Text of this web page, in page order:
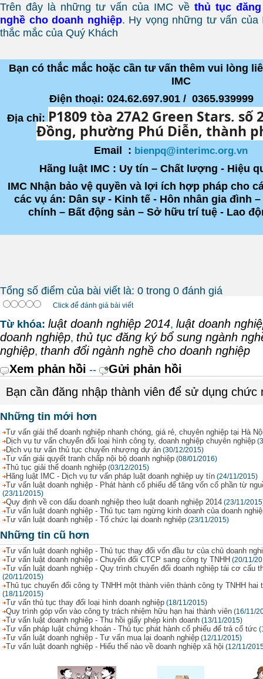
Trên đây là những tư vấn của IMC về thủ tục
nghề cho doanh nghiệp. Hy vọng những tư vấn của
thắc mắc của Quý Khách
Bạn có thắc mắc hoặc cần tư vấn thêm vui lòng
IMC
Điện thoại: 024.62.697.901 / 0365.939999
Địa chỉ: P1809 tòa 27A2 Green Stars, số
Đồng, phường Phú Diễn, thành
Email : bienpq@interimc.org.vn
Hãng luật IMC : Uy tín – Chất lượng - Hiệu
IMC Nhận bảo vệ quyền và lợi ích hợp pháp cho
các vụ án: Dân sự - Kinh tế - Hôn nhân gia đình
chính – Bất động sản – Sở hữu trí tuệ - Lao
Tổng số điểm của bài viết là: 0 trong 0 đánh giá
Click để đánh giá bài viết
Từ khóa: luật doanh nghiệp 2014, luật doanh
doanh nghiệp, thủ tục đăng ký bổ sung ngành
nghiệp, thanh đổi ngành nghề cho doanh nghiệp
Xem phản hồi --
Gửi phản hồi
Bạn cần đăng nhập thành viên để sử dụng chức
Những tin mới hơn
Tư vấn giải thể doanh nghiệp nhanh chóng, giá rẻ, chuyên nghiệp tại Hà
Dịch vụ tư vấn chuyển đổi loại hình công ty, doanh nghiệp chuyên nghiệp
Dịch vụ tư vấn thủ tục chuyển nhượng dự án (30/12/2015)
Tư vấn giải quyết tranh chấp nội bộ doanh nghiệp (08/01/2016)
Thủ tục giải thể doanh nghiệp (03/12/2015)
Hãng luật IMC - Dịch vụ tư vấn pháp luật doanh nghiệp uy tín (24/11/2015)
Tư vấn luật doanh nghiệp - Phát hành cổ phiếu để tăng vốn cổ phần từ
(23/11/2015)
Quy định về con dấu doanh nghiệp theo luật doanh nghiệp 2014 (23/11/
Tư vấn luật doanh nghiệp - Thủ tục tạm ngừng kinh doanh của doanh
Tư vấn luật doanh nghiệp - Tổ chức lại doanh nghiệp (23/11/2015)
Những tin cũ hơn
Tư vấn luật doanh nghiệp - Thủ tục thay đổi vốn đầu tư của chủ doanh
Tư vấn luật doanh nghiệp - Chuyển đổi CTCP sang công ty TNHH (20/11/
Tư vấn luật doanh nghiệp - Quy trình chuyển đổi doanh nghiệp tái cơ cấu
(20/11/2015)
Thủ tục chuyển đổi công ty TNHH một thành viên thành công ty TNHH hai
(18/11/2015)
Tư vấn thủ tục thay đổi loại hình doanh nghiệp (18/11/2015)
Quy trình góp vốn vào công ty trách nhiệm hữu hạn hai thành viên (16/11/
Tư vấn luật doanh nghiệp - Thu hồi giấy phép kinh doanh (13/11/2015)
Tư vấn pháp luật chứng khoán - Thủ tục phát hành cổ phiếu để trả cổ tức
Tư vấn luật doanh nghiệp - Tư vấn mua lại doanh nghiệp (12/11/2015)
Tư vấn luật doanh nghiệp - Hiểu thế nào về doanh nghiệp xã hội (12/11/